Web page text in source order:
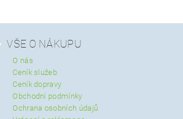
VŠE O NÁKUPU
O nás
Ceník služeb
Ceník dopravy
Obchodní podmínky
Ochrana osobních údajů